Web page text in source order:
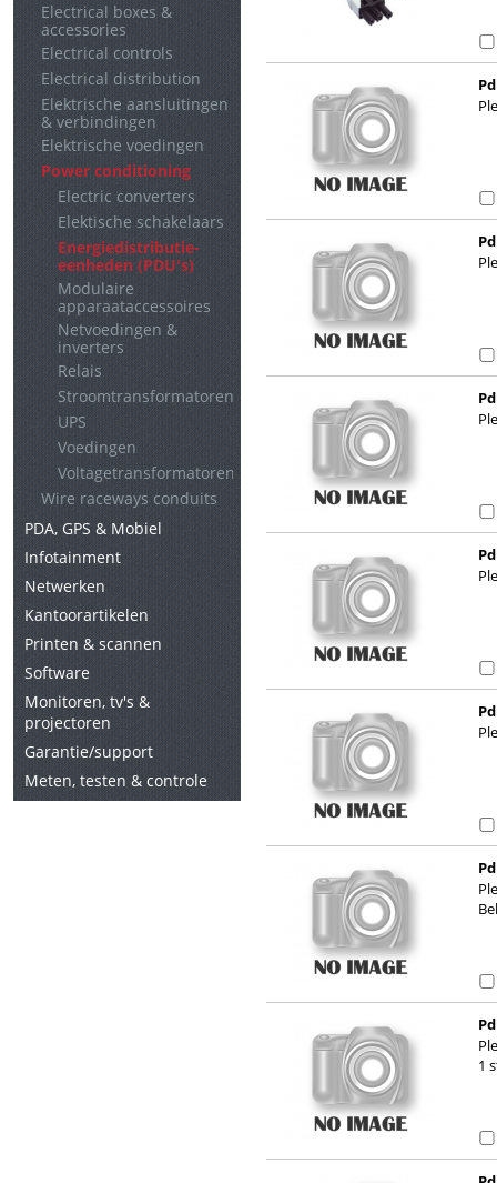
Electrical boxes &
accessories
Electrical controls
Electrical distribution
Elektrische aansluitingen
& verbindingen
Elektrische voedingen
Power conditioning
Electric converters
Elektische schakelaars
Energiedistributie-
eenheden (PDU's)
Modulaire
apparaataccessoires
Netvoedingen &
inverters
Relais
Stroomtransformatoren
UPS
Voedingen
Voltagetransformatoren
Wire raceways conduits
PDA, GPS & Mobiel
Infotainment
Netwerken
Kantoorartikelen
Printen & scannen
Software
Monitoren, tv's &
projectoren
Garantie/support
Meten, testen & controle
1